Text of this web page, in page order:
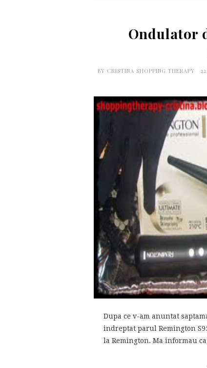
Ondulator
BY CRISTINA SHOPPING THERAPY
Dupa ce v-am anuntat
indreptat parul Remington
la Remington. Ma informau